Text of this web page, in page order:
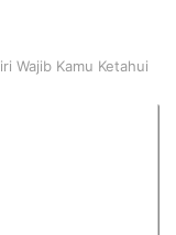
Wajib Kamu Ketahui